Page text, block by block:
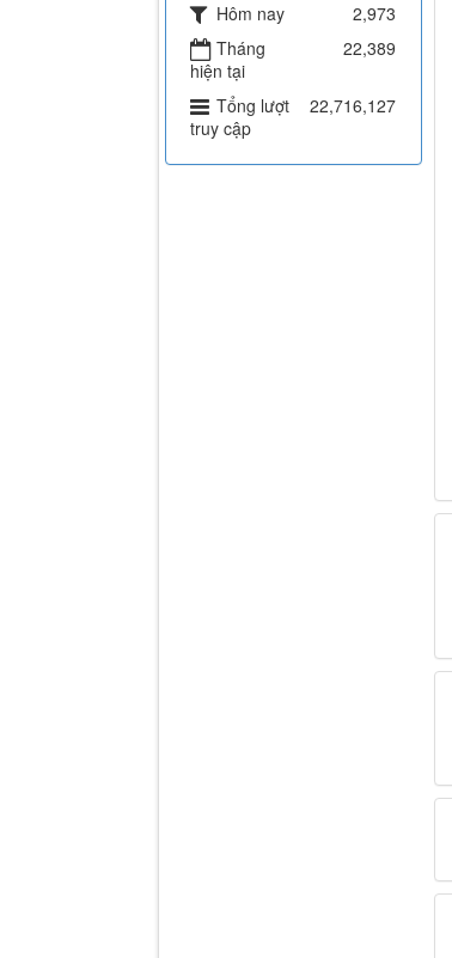
Hôm nay
2,973
Tháng
hiện tại
22,389
Tổng lượt
truy cập
22,716,127